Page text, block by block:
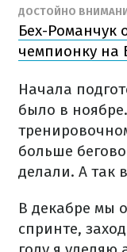
ДОСТОЙНО
Бех-Романчук
чемпионку на
Начала
было в
больше
делали. А так
В декабре мы
спринте,